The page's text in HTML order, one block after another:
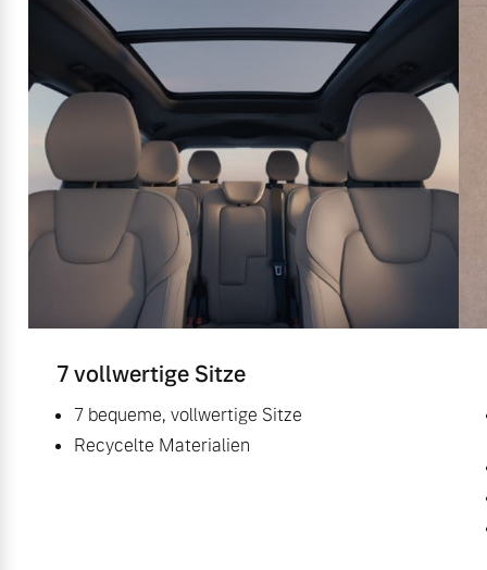
7 vollwertige Sitze
7 bequeme, vollwertige Sitze
Recycelte Materialien